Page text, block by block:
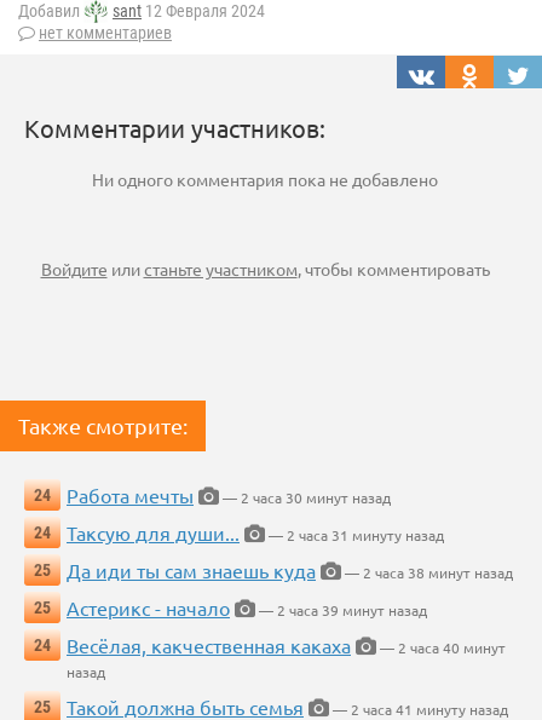
Добавил sant 12 Февраля 2024
нет комментариев
Комментарии участников:
Ни одного комментария пока не добавлено
Войдите илистаньте участником , чтобы комментировать
Также смотрите:
24 Работа мечты
— 2 часа 30 минут назад
24
Таксую для души...
— 2 часа 31 минуту назад
25
Да иди ты сам знаешь куда
— 2 часа 38 минут назад
25
Астерикс - начало
— 2 часа 39 минут назад
24
Весёлая, какчественная какаха
— 2 часа 40 минут
назад
25
Такой должна быть семья
— 2 часа 41 минуту назад